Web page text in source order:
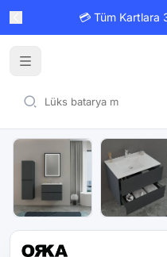
💳 Tüm Kartlara